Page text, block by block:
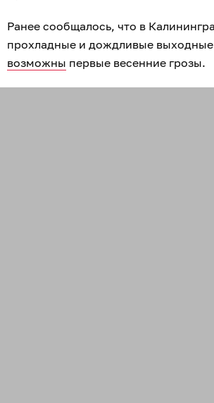
Ранее сообщалось, что в
прохладные и дождливые
возможны первые весенние грозы.